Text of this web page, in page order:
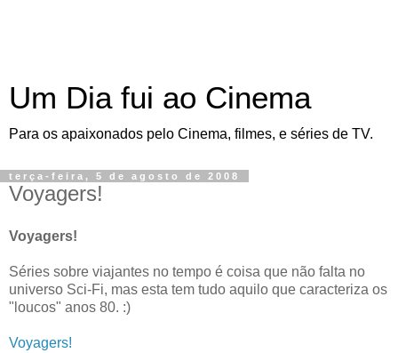
Um Dia fui ao Cinema
Para os apaixonados pelo Cinema, filmes, e séries de TV.
terça-feira, 5 de agosto de 2008
Voyagers!
Voyagers!
Séries sobre viajantes no tempo é coisa que não falta no
universo Sci-Fi, mas esta tem tudo aquilo que caracteriza os
"loucos" anos 80. :)
Voyagers!